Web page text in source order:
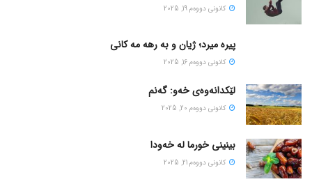
كانونی دووه‌م 19, 2025
پیره میرد؛ ژیان و به رهه مه کانی
كانونی دووه‌م 16, 2025
لێکدانەوەی خەو: گەنم
كانونی دووه‌م 20, 2025
بینینی خورما لە خەودا
كانونی دووه‌م 21, 2025